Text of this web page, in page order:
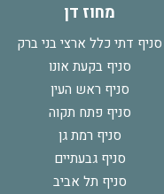
מחוז דן
סניף דתי כלל ארצי בני ברק
סניף בקעת אונו
סניף ראש העין
סניף פתח תקוה
סניף רמת גן
סניף גבעתיים
סניף תל אביב